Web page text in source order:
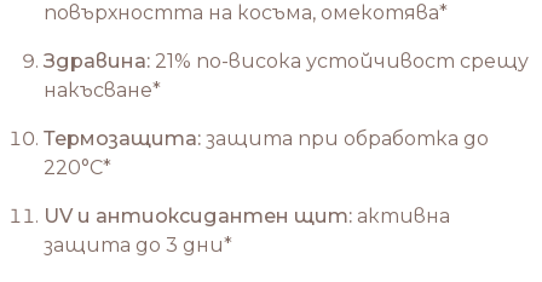
повърхността на косъма, омекотява*
Здравина: 21% по-висока устойчивост срещу
накъсване*
Термозащита: защита при обработка до
220°C*
UV и антиоксидантен щит: активна
защита до 3 дни*